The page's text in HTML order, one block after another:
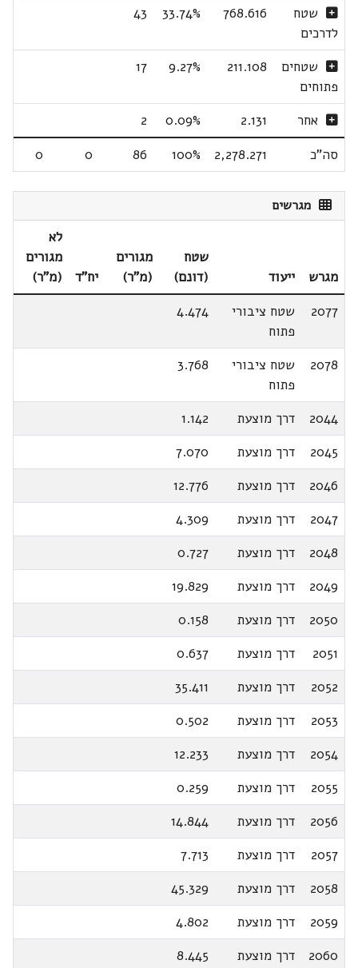
שטח
לדרכים
768.616
33.74%
43
שטחים
פתוחים
211.108
9.27%
17
אחר 2.131
0.09%
2
סה"כ
2,278.271
100%
86
0
0
מגרשים
מגרש ייעוד
שטח
(דונם)
מגורים
(מ"ר)
יח"ד
לא
מגורים
(מ"ר)
2077
שטח ציבורי
פתוח
4.474
2078
שטח ציבורי
פתוח
3.768
2044 דרך מוצעת
1.142
2045
דרך מוצעת
7.070
2046
דרך מוצעת
12.776
2047
דרך מוצעת
4.309
2048
דרך מוצעת
0.727
2049
דרך מוצעת
19.829
2050
דרך מוצעת
0.158
2051
דרך מוצעת
0.637
2052
דרך מוצעת
35.411
2053
דרך מוצעת
0.502
2054
דרך מוצעת
12.233
2055
דרך מוצעת
0.259
2056
דרך מוצעת
14.844
2057
דרך מוצעת
7.713
2058
דרך מוצעת
45.329
2059
דרך מוצעת
4.802
2060
דרך מוצעת 8.445